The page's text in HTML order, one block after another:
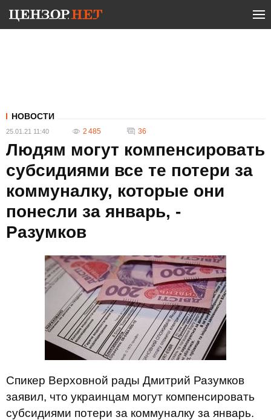
НОВОСТИ
25.01.21 11:40 2 485 36
Людям могут компенсировать
субсидиями все те потери за
коммуналку, которые они
понесли за январь, -
Разумков
Спикер Верховной рады Дмитрий Разумков
заявил, что украинцам могут компенсировать
субсидиями потери за коммуналку за январь.